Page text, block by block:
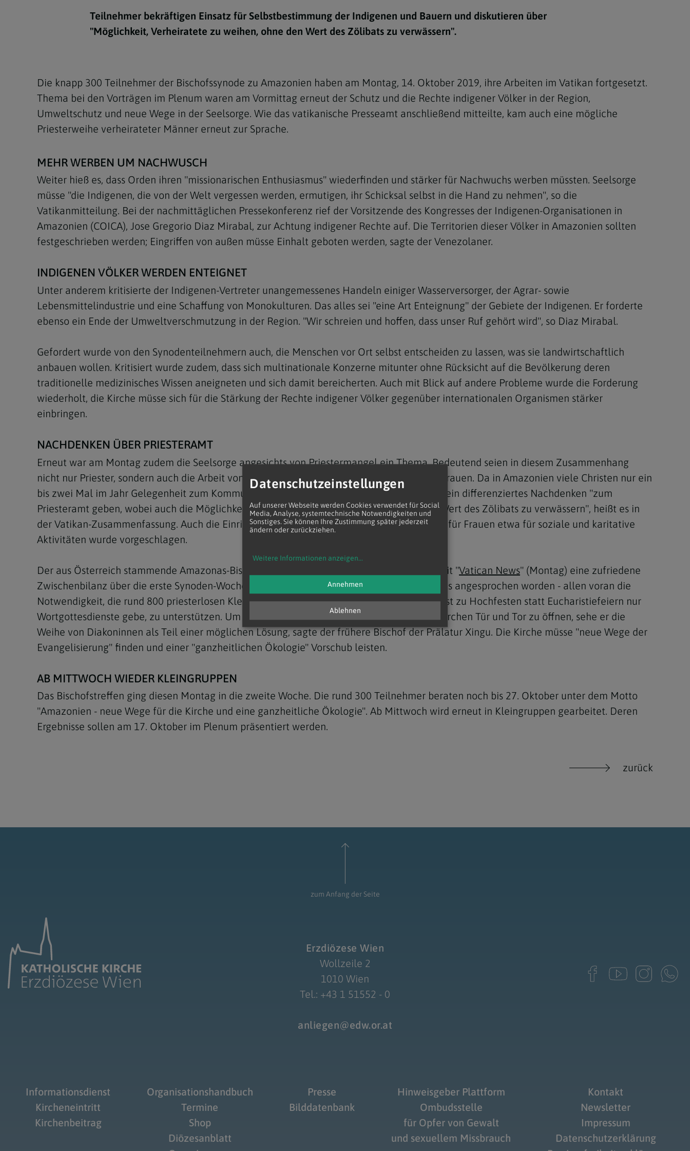
Fastenzeit
Christi Himmelfahrt
Mariä Himmelfahrt
Erntedank
Allerheiligen und Allerseelen
7 Todsünden
Navigation schließen
Navigation schließen
Telefonseelsorge
Konservatorium für
Kirchenmusik
Theologische Kurse
Einsamkeit
Navigation schließen
Personen
Anderssprachige Gemeinden
Organigramm
Meldungsarchiv
Navigation schließen
Teilnehmer bekräftigen Einsatz für Selbstbestimmung der Indigenen und Bauern und diskutieren über
"Möglichkeit, Verheiratete zu weihen, ohne den Wert des Zölibats zu verwässern".
Die knapp 300 Teilnehmer der Bischofssynode zu Amazonien haben am Montag, 14. Oktober 2019, ihre Arbeiten im Vatikan fortgesetzt.
Thema bei den Vorträgen im Plenum waren am Vormittag erneut der Schutz und die Rechte indigener Völker in der Region,
Umweltschutz und neue Wege in der Seelsorge. Wie das vatikanische Presseamt anschließend mitteilte, kam auch eine mögliche
Priesterweihe verheirateter Männer erneut zur Sprache.
MEHR WERBEN UM NACHWUSCH
Weiter hieß es, dass Orden ihren "missionarischen Enthusiasmus" wiederfinden und stärker für Nachwuchs werben müssten. Seelsorge
müsse "die Indigenen, die von der Welt vergessen werden, ermutigen, ihr Schicksal selbst in die Hand zu nehmen", so die
Vatikanmitteilung. Bei der nachmittäglichen Pressekonferenz rief der Vorsitzende des Kongresses der Indigenen-Organisationen in
Amazonien (COICA), Jose Gregorio Diaz Mirabal, zur Achtung indigener Rechte auf. Die Territorien dieser Völker in Amazonien sollten
festgeschrieben werden; Eingriffen von außen müsse Einhalt geboten werden, sagte der Venezolaner.
INDIGENEN VÖLKER WERDEN ENTEIGNET
Unter anderem kritisierte der Indigenen-Vertreter unangemessenes Handeln einiger Wasserversorger, der Agrar- sowie
Lebensmittelindustrie und eine Schaffung von Monokulturen. Das alles sei "eine Art Enteignung" der Gebiete der Indigenen. Er forderte
ebenso ein Ende der Umweltverschmutzung in der Region. "Wir schreien und hoffen, dass unser Ruf gehört wird", so Diaz Mirabal.
Gefordert wurde von den Synodenteilnehmern auch, die Menschen vor Ort selbst entscheiden zu lassen, was sie landwirtschaftlich
anbauen wollen. Kritisiert wurde zudem, dass sich multinationale Konzerne mitunter ohne Rücksicht auf die Bevölkerung deren
traditionelle medizinisches Wissen aneigneten und sich damit bereicherten. Auch mit Blick auf andere Probleme wurde die Forderung
wiederholt, die Kirche müsse sich für die Stärkung der Rechte indigener Völker gegenüber internationalen Organismen stärker
einbringen.
NACHDENKEN ÜBER PRIESTERAMT
Erneut war am Montag zudem die Seelsorge angesichts von Priestermangel ein Thema. Bedeutend seien in diesem Zusammenhang
nicht nur Priester, sondern auch die Arbeit von gut ausgebildeten Laien, insbesondere von Frauen. Da in Amazonien viele Christen nur ein
bis zwei Mal im Jahr Gelegenheit zum Kommunionempfang hätten, müsse es "ohne Angst" ein differenziertes Nachdenken "zum
Priesteramt geben, wobei auch die Möglichkeit, Verheiratete zu weihen gehört, ohne den Wert des Zölibats zu verwässern", heißt es in
der Vatikan-Zusammenfassung. Auch die Einrichtung von neuen, nicht ordinierten Diensten für Frauen etwa für soziale und karitative
Aktivitäten wurde vorgeschlagen.
Der aus Österreich stammende Amazonas-Bischof Erwin Kräutler zog in einem Interview mit "Vatican News" (Montag) eine zufriedene
Zwischenbilanz über die erste Synoden-Woche. Die für ihn wichtigsten Themen seien bereits angesprochen worden - allen voran die
Notwendigkeit, die rund 800 priesterlosen Kleingemeinden in Amazonien, an denen es selbst zu Hochfesten statt Eucharistiefeiern nur
Wortgottesdienste gebe, zu unterstützen. Um nicht den aggressiv missionierenden Pfingstkirchen Tür und Tor zu öffnen, sehe er die
Weihe von Diakoninnen als Teil einer möglichen Lösung, sagte der frühere Bischof der Prälatur Xingu. Die Kirche müsse "neue Wege der
Evangelisierung" finden und einer "ganzheitlichen Ökologie" Vorschub leisten.
AB MITTWOCH WIEDER KLEINGRUPPEN
Das Bischofstreffen ging diesen Montag in die zweite Woche. Die rund 300 Teilnehmer beraten noch bis 27. Oktober unter dem Motto
"Amazonien - neue Wege für die Kirche und eine ganzheitliche Ökologie". Ab Mittwoch wird erneut in Kleingruppen gearbeitet. Deren
Ergebnisse sollen am 17. Oktober im Plenum präsentiert werden.
zurück
zum Anfang der Seite
Erzdiözese Wien
Wollzeile 2
1010 Wien
Tel.: +43 1 51552 - 0
anliegen@edw.or.at
Informationsdienst
Kircheneintritt
Kirchenbeitrag
Organisationshandbuch
Termine
Shop
Diözesanblatt
Presse
Bilddatenbank
Hinweisgeber Plattform
Ombudsstelle
für Opfer von Gewalt
und sexuellem Missbrauch
Kontakt
Newsletter
Impressum
Datenschutzerklärung
Datenschutzeinstellungen
Auf unserer Webseite werden Cookies verwendet für Social
Media, Analyse, systemtechnische Notwendigkeiten und
Sonstiges. Sie können Ihre Zustimmung später jederzeit
ändern oder zurückziehen.
Weitere Informationen anzeigen...
Ablehnen
Annehmen